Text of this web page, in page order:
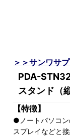
＞＞サンワサ
PDA-
スタンド（
【特徴】
●ノートパソコン
スプレイなどと